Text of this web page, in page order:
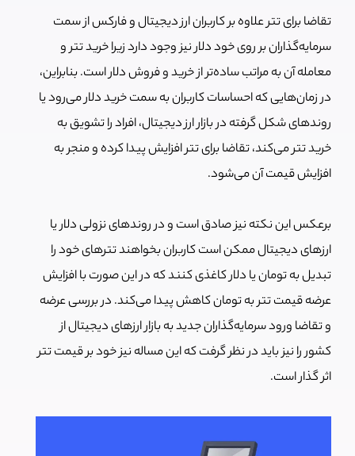
تقاضا برای تتر علاوه بر کاربران ارز دیجیتال و فارکس از سمت
سرمایه‌گذاران بر روی خود دلار نیز وجود دارد زیرا خرید تتر و
معامله آن به مراتب ساده‌تر از خرید و فروش دلار است. بنابراین،
در زمان‌هایی که احساسات کاربران به سمت خرید دلار می‌رود یا
روندهای شکل گرفته در بازار ارز دیجیتال، افراد را تشویق به
خرید تتر می‌کند، تقاضا برای تتر افزایش پیدا کرده و منجر به
افزایش قیمت آن می‌شود.
برعکس این نکته نیز صادق است و در روندهای نزولی دلار یا
ارزهای دیجیتال ممکن است کاربران بخواهند تترهای خود را
تبدیل به تومان یا دلار کاغذی کنند که در این صورت با افزایش
عرضه قیمت تتر به تومان کاهش پیدا می‌کند. در بررسی عرضه
و تقاضا ورود سرمایه‌گذاران جدید به بازار ارزهای دیجیتال از
کشور را نیز باید در نظر گرفت که این مساله نیز خود بر قیمت تتر
اثر گذار است.